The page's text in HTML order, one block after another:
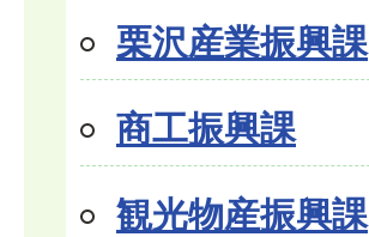
栗沢産業振興課
商工振興課
観光物産振興課